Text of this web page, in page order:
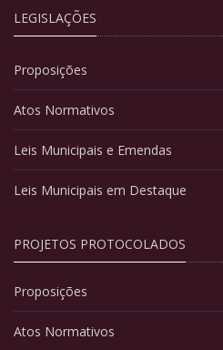
LEGISLAÇÕES
Proposições
Atos Normativos
Leis Municipais e Emendas
Leis Municipais em Destaque
PROJETOS PROTOCOLADOS
Proposições
Atos Normativos